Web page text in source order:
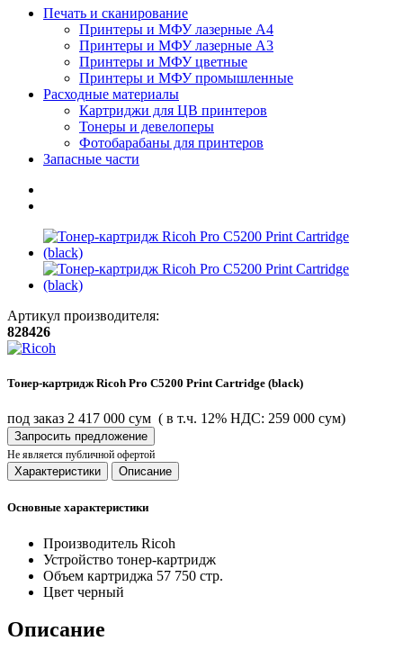
Печать и сканирование
Принтеры и МФУ лазерные А4
Принтеры и МФУ лазерные А3
Принтеры и МФУ цветные
Принтеры и МФУ промышленные
Расходные материалы
Картриджи для ЦВ принтеров
Тонеры и девелоперы
Фотобарабаны для принтеров
Запасные части
Артикул производителя:
828426
Тонер-картридж Ricoh Pro C5200 Print Cartridge (black)
под заказ 2 417 000 сум ( в т.ч. 12% НДС: 259 000 сум)
Запросить предложение
Не является публичной офертой
Характеристики Описание
Основные характеристики
Производитель Ricoh
Устройство тонер-картридж
Объем картриджа 57 750 стр.
Цвет черный
Описание